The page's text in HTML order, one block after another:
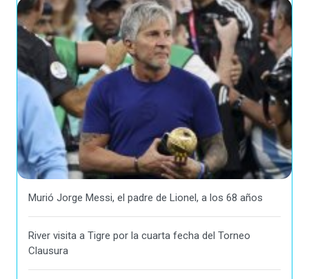
Murió Jorge Messi, el padre de Lionel, a los 68 años
River visita a Tigre por la cuarta fecha del Torneo
Clausura